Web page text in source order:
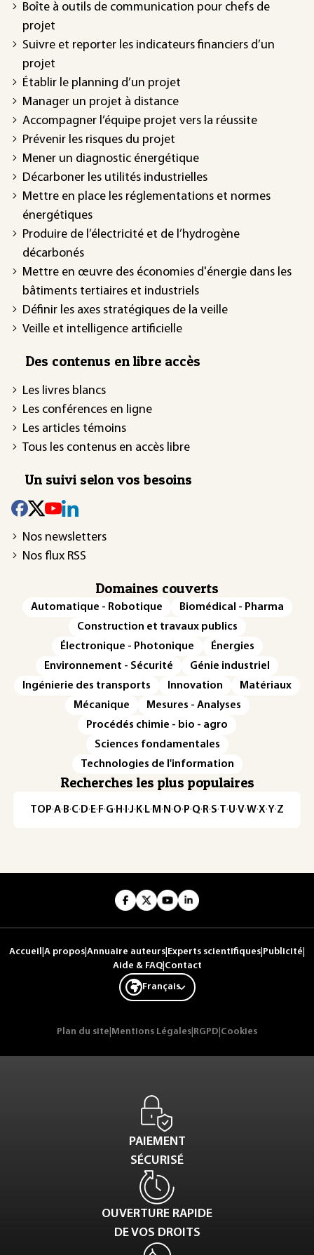
Boîte à outils de communication pour chefs de
projet
Suivre et reporter les indicateurs financiers d’un
projet
Établir le planning d’un projet
Manager un projet à distance
Accompagner l’équipe projet vers la réussite
Prévenir les risques du projet
Mener un diagnostic énergétique
Décarboner les utilités industrielles
Mettre en place les réglementations et normes
énergétiques
Produire de l’électricité et de l’hydrogène
décarbonés
Mettre en œuvre des économies d'énergie dans les
bâtiments tertiaires et industriels
Définir les axes stratégiques de la veille
Veille et intelligence artificielle
Des contenus en libre accès
Les livres blancs
Les conférences en ligne
Les articles témoins
Tous les contenus en accès libre
Un suivi selon vos besoins
Nos newsletters
Nos flux RSS
Domaines couverts
Automatique - Robotique
Biomédical - Pharma
Construction et travaux publics
Électronique - Photonique
Énergies
Environnement - Sécurité
Génie industriel
Ingénierie des transports
Innovation
Matériaux
Mécanique
Mesures - Analyses
Procédés chimie - bio - agro
Sciences fondamentales
Technologies de l'information
Recherches les plus populaires
TOP·A·B·C·D·E·F·G·H·I·J·K·L·M·N·O·P·Q·R·S·T·U·V·W·X·Y·Z
Accueil A propos Annuaire auteurs Experts scientifiques Publicité
Aide & FAQ| Contact
Français
Plan du site Mentions Légales RGPD Cookies
PAIEMENT
SÉCURISÉ
OUVERTURE RAPIDE
DE VOS DROITS